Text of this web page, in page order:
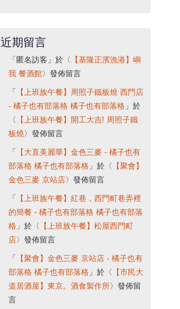
近期留言
「 匿名訪客 」於〈
【基隆正濱漁港】嶼
我 餐酒館〉發佈留言
「
【上班族午餐】周照子鐵板燒 西門店
- 橘子也有部落格 橘子也有部落格」於
〈
【上班族午餐】開工大吉! 周照子鐵
板燒〉發佈留言
「
【大直美麗華】金色三麥 - 橘子也有
部落格 橘子也有部落格」於〈
【聚會】
金色三麥 京站店 〉發佈留言
「
【上班族午餐】紅巷，西門町巷弄裡
的簡餐 - 橘子也有部落格 橘子也有部落
格」於〈
【上班族午餐】松屋西門町
店 〉發佈留言
「
【聚會】金色三麥 京站店 - 橘子也有
部落格 橘子也有部落格」於〈
【市民大
道居酒屋】東京。酒食製作所〉發佈留
言